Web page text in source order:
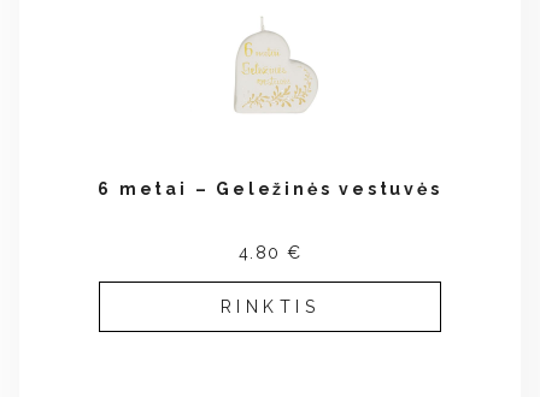
6 metai – Geležinės vestuvės
4.80 €
RINKTIS